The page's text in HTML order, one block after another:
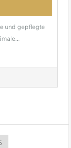
und gepflegte